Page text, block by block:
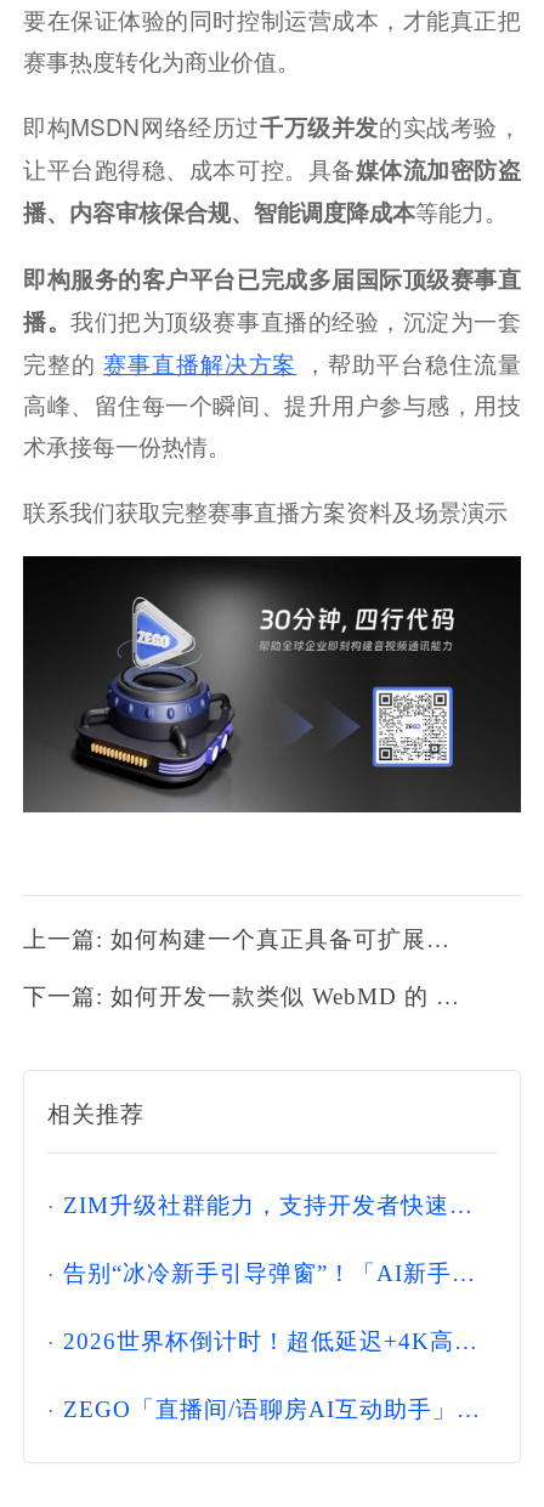
要在保证体验的同时控制运营成本，才能真正把
赛事热度转化为商业价值。
即构MSDN网络经历过千万级并发的实战考验，
让平台跑得稳、成本可控。具备媒体流加密防盗
播、内容审核保合规、智能调度降成本等能力。
即构服务的客户平台已完成多届国际顶级赛事直
播。我们把为顶级赛事直播的经验，沉淀为一套
完整的 赛事直播解决方案 ，帮助平台稳住流量
高峰、留住每一个瞬间、提升用户参与感，用技
术承接每一份热情。
联系我们获取完整赛事直播方案资料及场景演示
上一篇: 如何构建一个真正具备可扩展性的直播平台
下一篇: 如何开发一款类似 WebMD 的 AI 症状自查应用
相关推荐
· ZIM升级社群能力，支持开发者快速搭
· 告别“冰冷新手引导弹窗”！「AI新手引
· 2026世界杯倒计时！超低延迟+4K高
过绝杀瞬间
· ZEGO「直播间/语聊房AI互动助手」：